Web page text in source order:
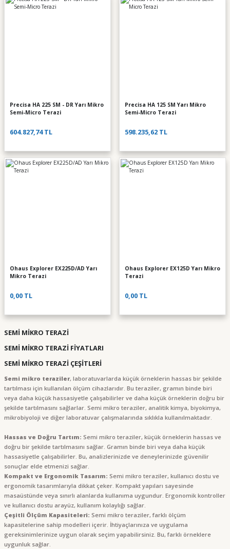
Precisa HA 225 SM - DR Yarı Mikro
Semi-Micro Terazi
604.827,74 TL
Precisa HA 125 SM Yarı Mikro
Semi-Micro Terazi
598.235,62 TL
Ohaus Explorer EX225D/AD Yarı
Mikro Terazi
0,00 TL
Ohaus Explorer EX125D Yarı Mikro
Terazi
0,00 TL
SEMİ MİKRO TERAZİ
SEMİ MİKRO TERAZİ FİYATLARI
SEMİ MİKRO TERAZİ ÇEŞİTLERİ
Semi mikro teraziler, laboratuvarlarda küçük örneklerin hassas bir şekilde
tartılması için kullanılan ölçüm cihazlarıdır. Bu teraziler, gramın binde biri
veya daha küçük hassasiyetle çalışabilirler ve daha küçük örneklerin doğru bir
şekilde tartılmasını sağlarlar. Semi mikro teraziler, analitik kimya, biyokimya,
mikrobiyoloji ve diğer laboratuvar çalışmalarında sıklıkla kullanılmaktadır.
Hassas ve Doğru Tartım: Semi mikro teraziler, küçük örneklerin hassas ve
doğru bir şekilde tartılmasını sağlar. Gramın binde biri veya daha küçük
hassasiyetle çalışabilirler. Bu, analizlerinizde ve deneylerinizde güvenilir
sonuçlar elde etmenizi sağlar.
Kompakt ve Ergonomik Tasarım: Semi mikro teraziler, kullanıcı dostu ve
ergonomik tasarımlarıyla dikkat çeker. Kompakt yapıları sayesinde
masaüstünde veya sınırlı alanlarda kullanıma uygundur. Ergonomik kontroller
ve kullanıcı dostu arayüz, kullanım kolaylığı sağlar.
Çeşitli Ölçüm Kapasiteleri: Semi mikro teraziler, farklı ölçüm
kapasitelerine sahip modelleri içerir. İhtiyaçlarınıza ve uygulama
gereksinimlerinize uygun olarak seçim yapabilirsiniz. Bu, farklı örneklere
uygunluk sağlar.